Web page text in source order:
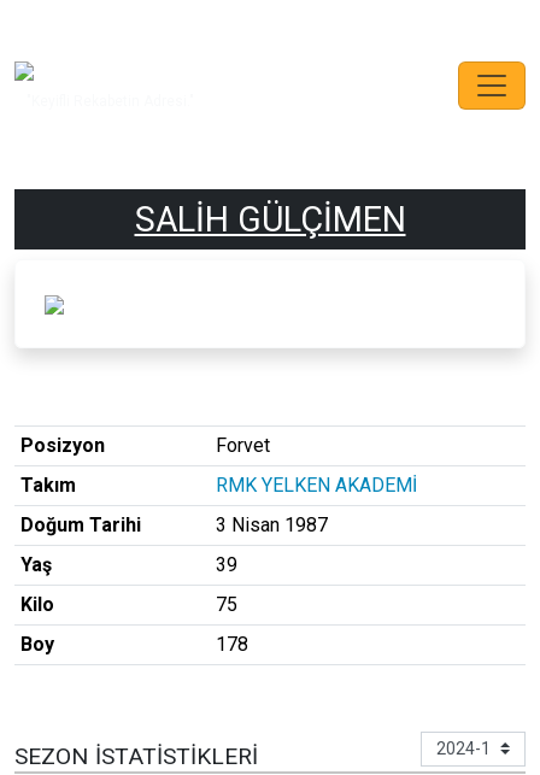
SALİH GÜLÇİMEN
Posizyon
Forvet
Takım
RMK YELKEN AKADEMİ
Doğum Tarihi
3 Nisan 1987
Yaş
39
Kilo
75
Boy
178
SEZON İSTATISTIKLERI